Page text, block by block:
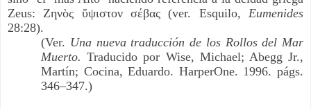
Zeus: Ζηνὸς ὕψιστον σέβας (ver. Esquilo,
28:28).
(Ver. Una nueva traducción de los Rollos del Mar
Muerto. Traducido por Wise, Michael; Abegg Jr.,
Martín; Cocina, Eduardo. HarperOne. 1996. págs.
346–347.)